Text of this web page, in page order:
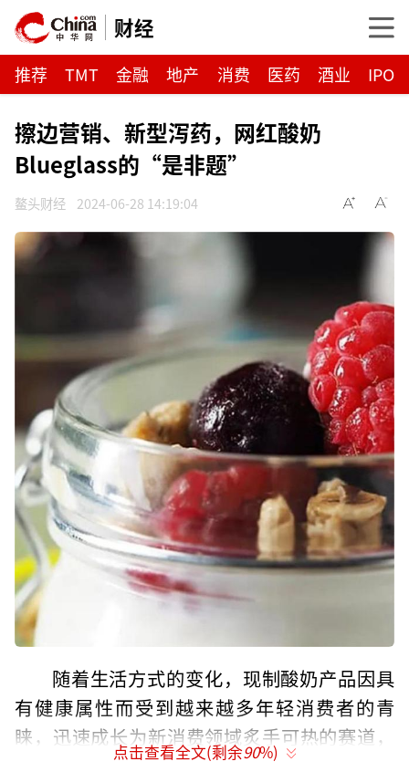
财经
推荐 TMT 金融 地产 消费 医药 酒业 IPO
擦边营销、新型泻药，网红酸奶
Blueglass的“是非题”
鳌头财经 2024-06-28 14:19:04
随着生活方式的变化，现制酸奶产品因具
有健康属性而受到越来越多年轻消费者的青
睐，迅速成长为新消费领域炙手可热的赛道，
并涌现出了茉酸奶、Blueglass等品牌。
点击查看全文(剩余90%)